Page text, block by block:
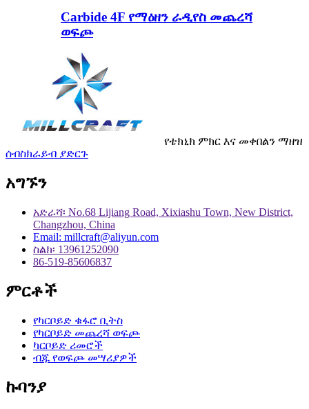
Carbide 4F የማዕዘን ራዲየስ መጨረሻ
ወፍጮ
የቴክኒክ ምክር እና መቀበልን ማዘዝ
ሰብስክራይብ ያድርጉ
አግኙን
አድራሻ፡ No.68 Lijiang Road, Xixiashu Town, New District,
Changzhou, China
Email: millcraft@aliyun.com
ስልክ፡ 13961252090
86-519-85606837
ምርቶች
የካርቦይድ ቁፋሮ ቢትስ
የካርቦይድ መጨረሻ ወፍጮ
ካርቦይድ ሪመሮች
ብጁ የወፍጮ መሣሪያዎች
ኩባንያ